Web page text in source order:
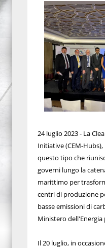
24 luglio 2023 - La
Initiative (CEM-
questo tipo che
governi lungo la
marittimo per
centri di produzione
basse emissioni di
Ministero dell'Energia
Il 20 luglio, in